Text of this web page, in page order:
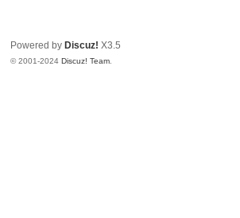
Powered by Discuz! X3.5
© 2001-2024Discuz! Team